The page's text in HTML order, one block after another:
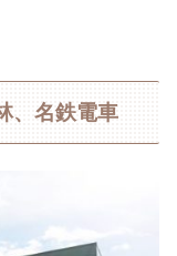
、名鉄電車